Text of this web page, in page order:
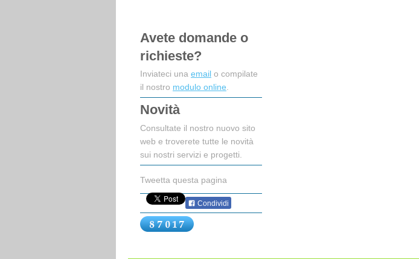
Avete domande o
richieste?
Inviateci una email o compilate
il nostro modulo online.
Novità
Consultate il nostro nuovo sito
web e troverete tutte le novità
sui nostri servizi e progetti.
Tweetta questa pagina
Condividi